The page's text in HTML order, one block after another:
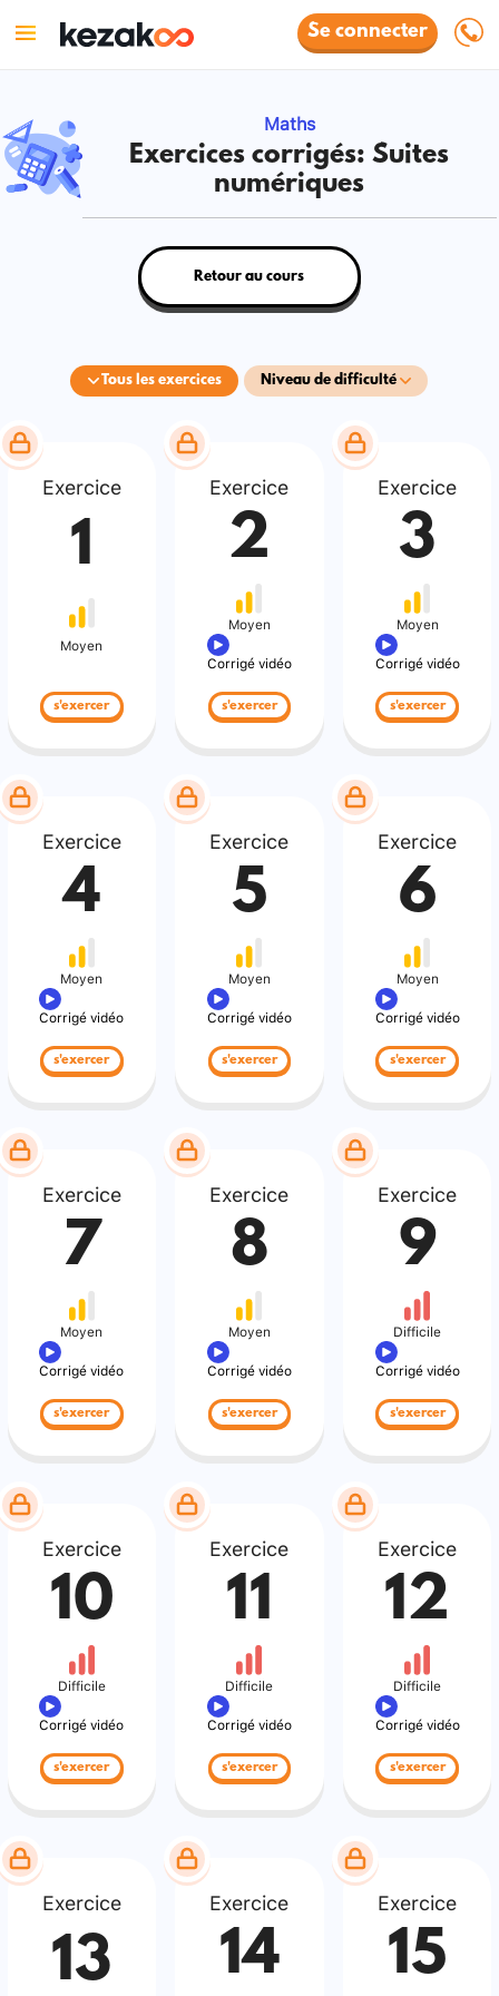
Se connecter
Maths
Exercices corrigés: Suites
numériques
Tous les exercices Niveau de difficulté
Retour au cours
Exercice
1
Moyen
s'exercer
Exercice
2
Moyen
Corrigé vidéo
s'exercer
Exercice
3
Moyen
Corrigé vidéo
s'exercer
Exercice
4
Moyen
Corrigé vidéo
s'exercer
Exercice
5
Moyen
Corrigé vidéo
s'exercer
Exercice
6
Moyen
Corrigé vidéo
s'exercer
Exercice
7
Moyen
Corrigé vidéo
s'exercer
Exercice
8
Moyen
Corrigé vidéo
s'exercer
Exercice
9
Difficile
Corrigé vidéo
s'exercer
Exercice
10
Difficile
Corrigé vidéo
s'exercer
Exercice
11
Difficile
Corrigé vidéo
s'exercer
Exercice
12
Difficile
Corrigé vidéo
s'exercer
Exercice
13
Exercice
14
Exercice
15